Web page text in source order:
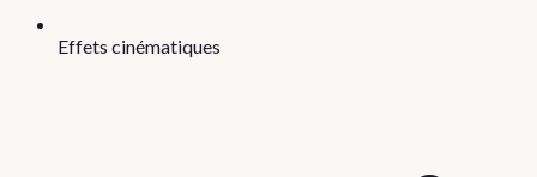
Effets cinématiques